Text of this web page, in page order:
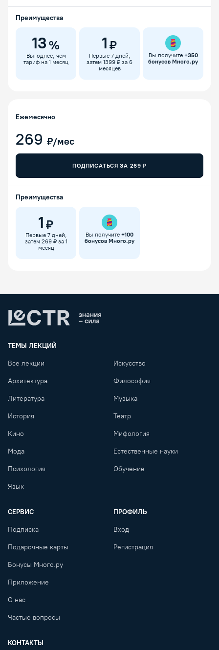
Преимущества
13 %
Выгоднее, чем
тариф на 1 месяц
1 ₽
Первые 7 дней,
затем 1399 ₽ за 6
месяцев
Вы получите +350
бонусов Много.ру
Ежемесячно
269 ₽/мес
ПОДПИСАТЬСЯ ЗА 269 ₽
Преимущества
1 ₽
Первые 7 дней,
затем 269 ₽ за 1
месяц
Вы получите +100
бонусов Много.ру
ТЕМЫ ЛЕКЦИЙ
Все лекции Искусство
Архитектура Философия
Литература Музыка
История Театр
Кино Мифология
Мода Естественные науки
Психология Обучение
Язык
СЕРВИС
Подписка
Подарочные карты
Бонусы Много.ру
Приложение
О нас
Частые вопросы
ПРОФИЛЬ
Вход
Регистрация
КОНТАКТЫ